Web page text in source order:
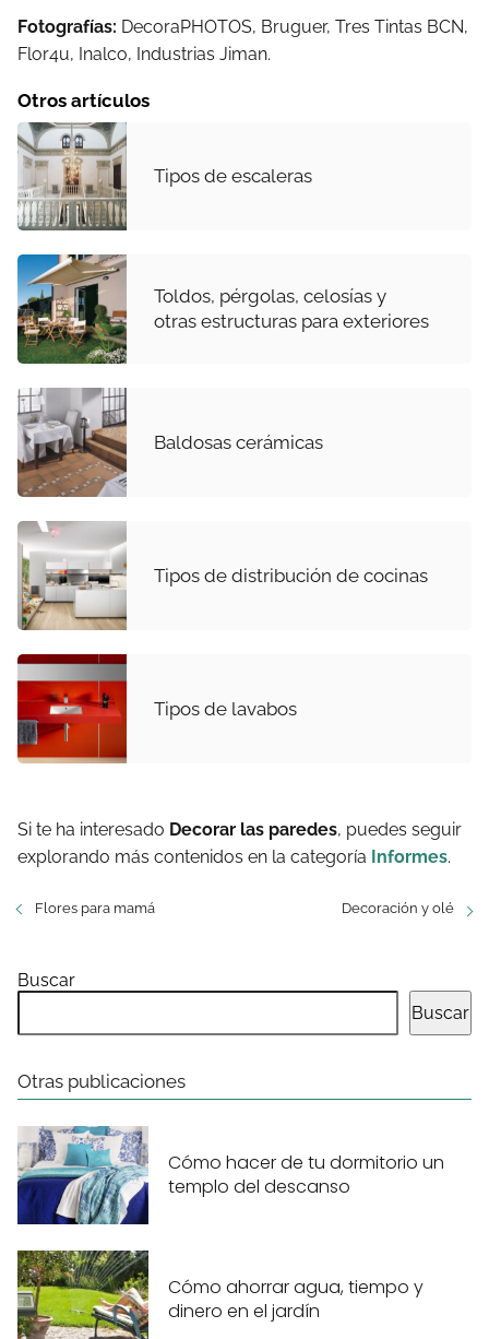
Fotografías: DecoraPHOTOS, Bruguer, Tres Tintas BCN,
Flor4u, Inalco, Industrias Jiman.
Otros artículos
Tipos de escaleras
Toldos, pérgolas, celosías y
otras estructuras para exteriores
Baldosas cerámicas
Tipos de distribución de cocinas
Tipos de lavabos
Si te ha interesado Decorar las paredes, puedes seguir
explorando más contenidos en la categoría Informes.
Flores para mamá Decoración y olé
Buscar
Buscar
Otras publicaciones
Cómo hacer de tu dormitorio un
templo del descanso
Cómo ahorrar agua, tiempo y
dinero en el jardín